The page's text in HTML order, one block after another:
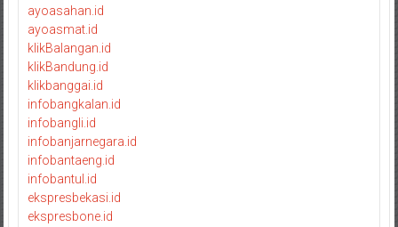
ayoasahan.id
ayoasmat.id
klikBalangan.id
klikBandung.id
klikbanggai.id
infobangkalan.id
infobangli.id
infobanjarnegara.id
infobantaeng.id
infobantul.id
ekspresbekasi.id
ekspresbone.id